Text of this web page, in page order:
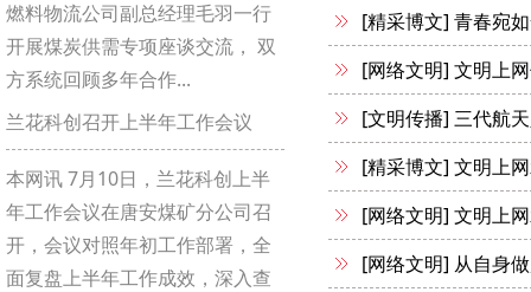
燃料物流公司副总经理毛羽一行
开展煤炭供需专项座谈交流， 双
方系统回顾多年合作...
兰花科创召开上半年工作会议
本网讯 7月10日，兰花科创上半
年工作会议在唐安煤矿分公司召
开，会议对照年初工作部署，全
面复盘上半年工作成效，深入查
[精采博文] 青春宛
[网络文明] 文明上
[文明传播] 三代航
[精采博文] 文明上
[网络文明] 文明上
[网络文明] 从自身